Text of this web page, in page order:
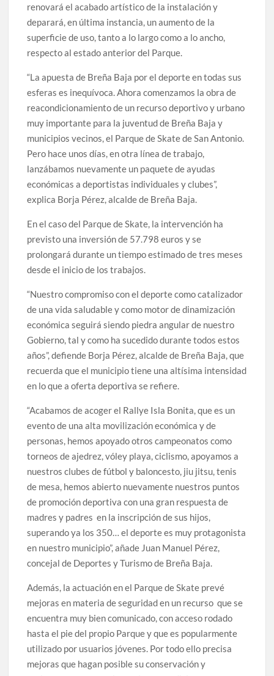
renovará el acabado artístico de la instalación y
deparará, en última instancia, un aumento de la
superficie de uso, tanto a lo largo como a lo ancho,
respecto al estado anterior del Parque.
“La apuesta de Breña Baja por el deporte en todas sus
esferas es inequívoca. Ahora comenzamos la obra de
reacondicionamiento de un recurso deportivo y urbano
muy importante para la juventud de Breña Baja y
municipios vecinos, el Parque de Skate de San Antonio.
Pero hace unos días, en otra línea de trabajo,
lanzábamos nuevamente un paquete de ayudas
económicas a deportistas individuales y clubes”,
explica Borja Pérez, alcalde de Breña Baja.
En el caso del Parque de Skate, la intervención ha
previsto una inversión de 57.798 euros y se
prolongará durante un tiempo estimado de tres meses
desde el inicio de los trabajos.
“Nuestro compromiso con el deporte como catalizador
de una vida saludable y como motor de dinamización
económica seguirá siendo piedra angular de nuestro
Gobierno, tal y como ha sucedido durante todos estos
años”, defiende Borja Pérez, alcalde de Breña Baja, que
recuerda que el municipio tiene una altísima intensidad
en lo que a oferta deportiva se refiere.
“Acabamos de acoger el Rallye Isla Bonita, que es un
evento de una alta movilización económica y de
personas, hemos apoyado otros campeonatos como
torneos de ajedrez, vóley playa, ciclismo, apoyamos a
nuestros clubes de fútbol y baloncesto, jiu jitsu, tenis
de mesa, hemos abierto nuevamente nuestros puntos
de promoción deportiva con una gran respuesta de
madres y padres en la inscripción de sus hijos,
superando ya los 350… el deporte es muy protagonista
en nuestro municipio”, añade Juan Manuel Pérez,
concejal de Deportes y Turismo de Breña Baja.
Además, la actuación en el Parque de Skate prevé
mejoras en materia de seguridad en un recurso que se
encuentra muy bien comunicado, con acceso rodado
hasta el pie del propio Parque y que es popularmente
utilizado por usuarios jóvenes. Por todo ello precisa
mejoras que hagan posible su conservación y